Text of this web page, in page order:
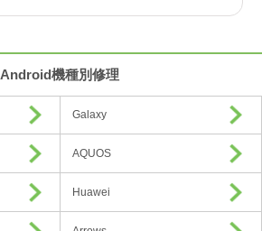
Android機種別修理
Galaxy
AQUOS
Huawei